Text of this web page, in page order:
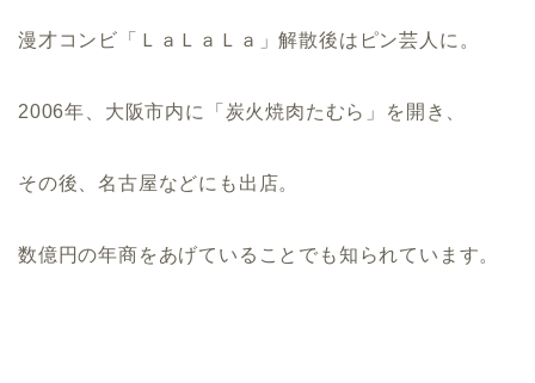
漫才コンビ「ＬａＬａＬａ」解散後はピン芸人に。
2006年、大阪市内に「炭火焼肉たむら」を開き、
その後、名古屋などにも出店。
数億円の年商をあげていることでも知られています。